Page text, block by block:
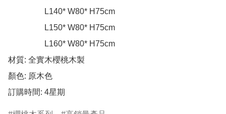
材質: 全實木櫻桃木製
顏色: 原木色
訂購時間: 4星期